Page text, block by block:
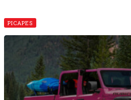
PICAPES